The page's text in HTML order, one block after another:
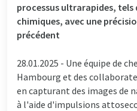
processus ultrarapides, tels
chimiques, avec une
précédent
28.01.2025 - Une équipe de
Hambourg et des
en capturant des images de
à l'aide d'impulsions